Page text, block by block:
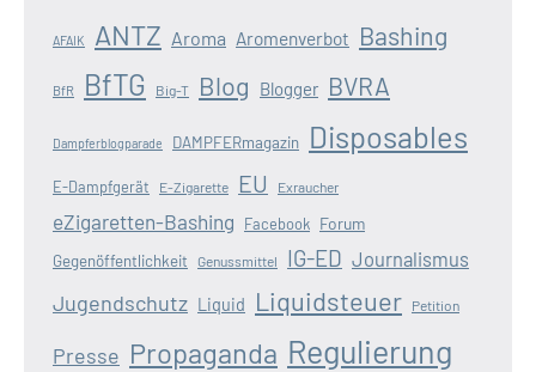
AFAIK ANTZ Aroma Aromenverbot Bashing
BfR BfTG Big-T Blog Blogger BVRA
Dampferblogparade DAMPFERmagazin Disposables
E-Dampfgerät E-Zigarette EU Exraucher
eZigaretten-Bashing Facebook Forum
Gegenöffentlichkeit Genussmittel IG-ED Journalismus
Jugendschutz Liquid Liquidsteuer Petition
Presse Propaganda Regulierung